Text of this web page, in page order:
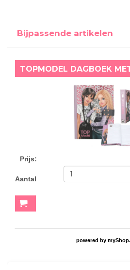
Bijpassende artikelen
Prijs:
Aantal
powered by